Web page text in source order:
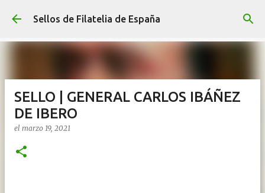
Ir al contenido principal
Sellos de Filatelia de España
SELLO | GENERAL CARLOS IBÁÑEZ
DE IBERO
el marzo 19, 2021